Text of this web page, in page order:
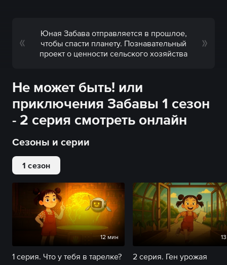
Юная Забава отправляется в прошлое,
чтобы спасти планету. Познавательный
проект о ценности сельского хозяйства
Не может быть! или
приключения Забавы 1 сезон
- 2 серия смотреть онлайн
Сезоны и серии
1 сезон
12 мин
1 серия. Что у тебя в тарелке? 2 серия. Ген урожая